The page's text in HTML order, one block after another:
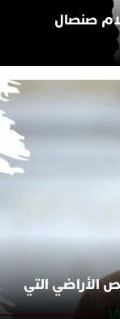
صنصال
التي